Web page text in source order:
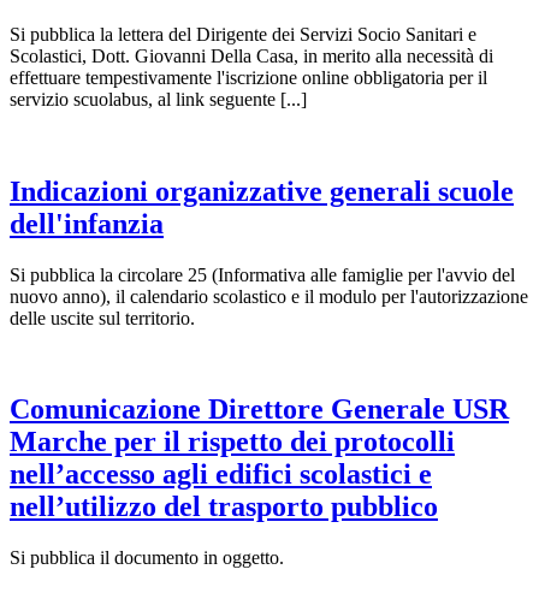
Si pubblica la lettera del Dirigente dei Servizi Socio Sanitari e
Scolastici, Dott. Giovanni Della Casa, in merito alla necessità di
effettuare tempestivamente l'iscrizione online obbligatoria per il
servizio scuolabus, al link seguente [...]
Indicazioni organizzative generali scuole
dell'infanzia
Si pubblica la circolare 25 (Informativa alle famiglie per l'avvio del
nuovo anno), il calendario scolastico e il modulo per l'autorizzazione
delle uscite sul territorio.
Comunicazione Direttore Generale USR
Marche per il rispetto dei protocolli
nell’accesso agli edifici scolastici e
nell’utilizzo del trasporto pubblico
Si pubblica il documento in oggetto.